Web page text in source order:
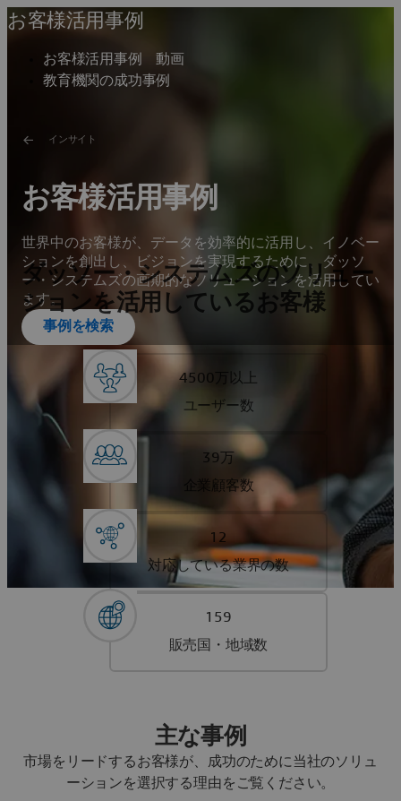
お客様活用事例
お客様活用事例 動画
教育機関の成功事例
インサイト
お客様活用事例
世界中のお客様が、データを効率的に活用し、イノベー
ションを創出し、ビジョンを実現するために、ダッソ
ー・システムズの画期的なソリューションを活用してい
ます。
事例を検索
ダッソー・システムズのソリュー
ションを活用しているお客様
4500万以上
ユーザー数
39万
企業顧客数
12
対応している業界の数
159
販売国・地域数
主な事例
市場をリードするお客様が、成功のために当社のソリュ
ーションを選択する理由をご覧ください。